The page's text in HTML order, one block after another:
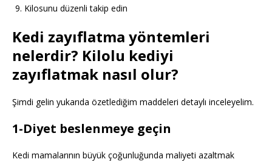
Kilosunu düzenli takip edin
Kedi zayıflatma yöntemleri
nelerdir? Kilolu kediyi
zayıflatmak nasıl olur?
Şimdi gelin yukarıda özetlediğim maddeleri detaylı inceleyelim.
1-Diyet beslenmeye geçin
Kedi mamalarının büyük çoğunluğunda maliyeti azaltmak